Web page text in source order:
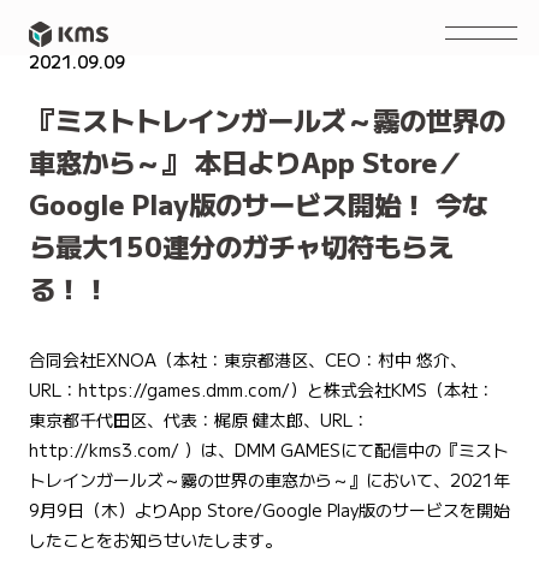
2021.09.09
『ミストトレインガールズ～霧の世界の
車窓から～』 本日よりApp Store／
Google Play版のサービス開始！ 今な
ら最大150連分のガチャ切符もらえ
る！！
合同会社EXNOA（本社：東京都港区、CEO：村中 悠介、
URL： https://games.dmm.com/）と株式会社KMS（本社：
東京都千代田区、代表：梶原 健太郎、URL：
http://kms3.com/ ）は、DMM GAMESにて配信中の『ミスト
トレインガールズ～霧の世界の車窓から～』において、2021年
9月9日（木）よりApp Store/Google Play版のサービスを開始
したことをお知らせいたします。